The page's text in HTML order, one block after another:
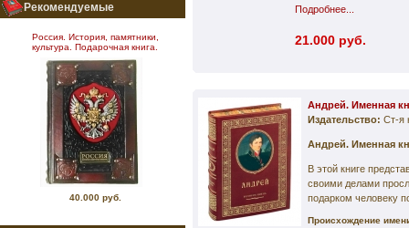
Рекомендуемые
Россия. История, памятники,
культура. Подарочная книга.
40.000 руб.
Подробнее...
21.000 руб.
Андрей. Именная
Издательство: Ст-я
Андрей. Именная
В этой книге
своими делами
подарком человеку
Происхождение